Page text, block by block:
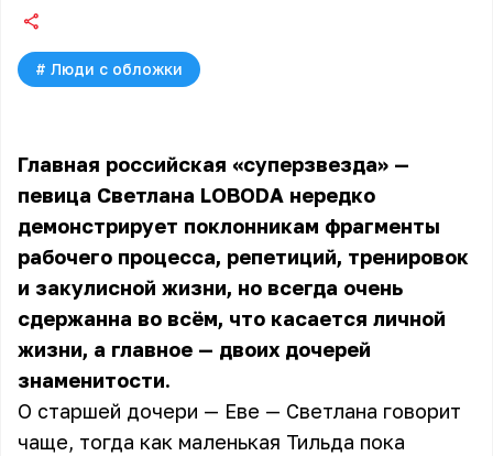
# Люди с обложки
Главная российская «суперзвезда» —
певица Светлана LOBODA нередко
демонстрирует поклонникам фрагменты
рабочего процесса, репетиций, тренировок
и закулисной жизни, но всегда очень
сдержанна во всём, что касается личной
жизни, а главное — двоих дочерей
знаменитости.
О старшей дочери — Еве — Светлана говорит
чаще, тогда как маленькая Тильда пока